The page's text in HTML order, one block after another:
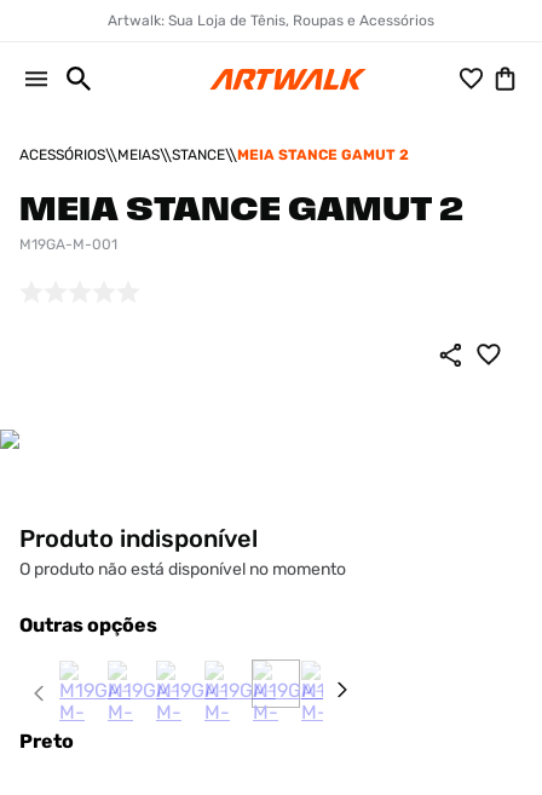
Artwalk: Sua Loja de Tênis, Roupas e Acessórios
ACESSÓRIOS MEIAS STANCE MEIA STANCE GAMUT 2
MEIA STANCE GAMUT 2
M19GA-M-001
Produto indisponível
O produto não está disponível no momento
Outras opções
Preto